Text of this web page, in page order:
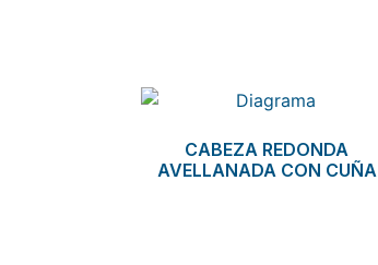
CABEZA REDONDA
AVELLANADA CON CUÑA